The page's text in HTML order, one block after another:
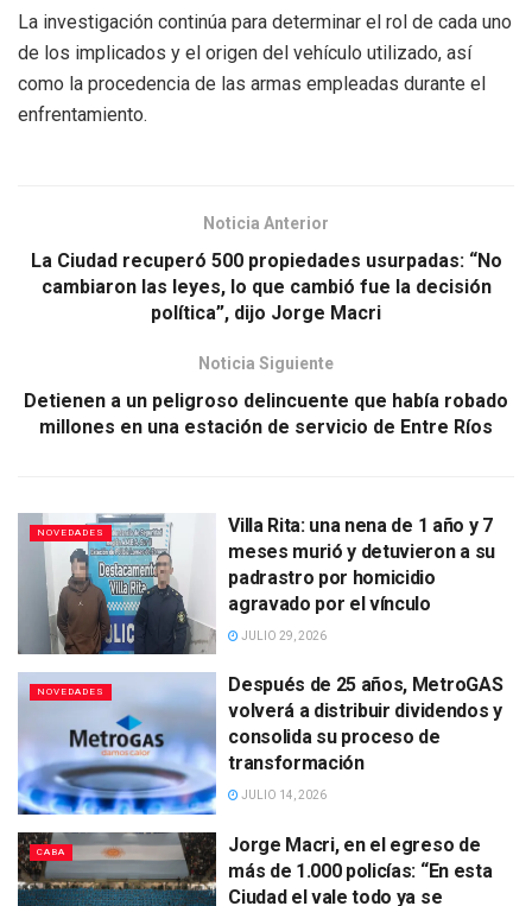
La investigación continúa para determinar el rol de cada uno
de los implicados y el origen del vehículo utilizado, así
como la procedencia de las armas empleadas durante el
enfrentamiento.
Noticia Anterior
La Ciudad recuperó 500 propiedades usurpadas: “No
cambiaron las leyes, lo que cambió fue la decisión
política”, dijo Jorge Macri
Noticia Siguiente
Detienen a un peligroso delincuente que había robado
millones en una estación de servicio de Entre Ríos
NOVEDADES
Villa Rita: una nena de 1 año y 7
meses murió y detuvieron a su
padrastro por homicidio
agravado por el vínculo
JULIO 29, 2026
NOVEDADES
Después de 25 años, MetroGAS
volverá a distribuir dividendos y
consolida su proceso de
transformación
JULIO 14, 2026
CABA
Jorge Macri, en el egreso de
más de 1.000 policías: “En esta
Ciudad el vale todo ya se